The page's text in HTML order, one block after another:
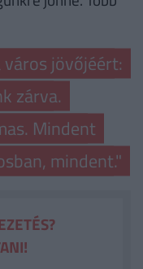
jövőjéért:
zárva.
Mindent
mindent."